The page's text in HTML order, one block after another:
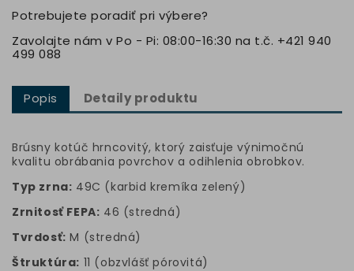
Potrebujete poradiť pri výbere?
Zavolajte nám v Po - Pi: 08:00-16:30 na t.č. +421 940
499 088
Popis Detaily produktu
Brúsny kotúč hrncovitý, ktorý zaisťuje výnimočnú
kvalitu obrábania povrchov a odihlenia obrobkov.
Typ zrna: 49C (karbid kremíka zelený)
Zrnitosť FEPA: 46 (stredná)
Tvrdosť: M (stredná)
Štruktúra: 11 (obzvlášť pórovitá)